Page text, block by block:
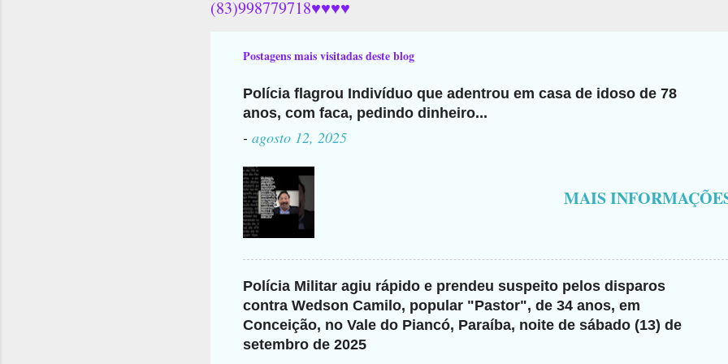
(83)998779718♥♥♥♥
Postagens mais visitadas deste blog
Polícia flagrou Indivíduo que adentrou em casa de idoso de 78
anos, com faca, pedindo dinheiro...
- agosto 12, 2025
MAIS
Polícia Militar agiu rápido e prendeu suspeito pelos disparos
contra Wedson Camilo, popular "Pastor", de 34 anos, em
Conceição, no Vale do Piancó, Paraíba, noite de sábado (13) de
setembro de 2025